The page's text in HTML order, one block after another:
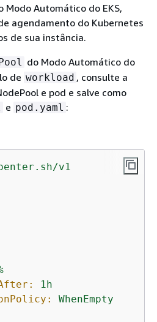
Modo Automático do EKS,
agendamento do Kubernetes
de sua instância.
do Modo Automático do
de workload , consulte a
e pod e salve como
e pod.yaml :
v1
1h
WhenEmpty